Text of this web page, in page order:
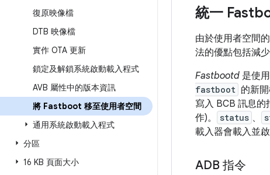
復原映像檔
DTB 映像檔
實作 OTA 更新
鎖定及解鎖系統啟動載入程式
AVB 屬性中的版本資訊
將 Fastboot 移至使用者空間
通用系統啟動載入程式
分區
16 KB 頁面大小
統一
由於使用者空間
法的優點包括減
Fastbootd 是使
fastboot 的新
寫入 BCB 訊息的
作)。
status 、
載入器會載入並
ADB 指令